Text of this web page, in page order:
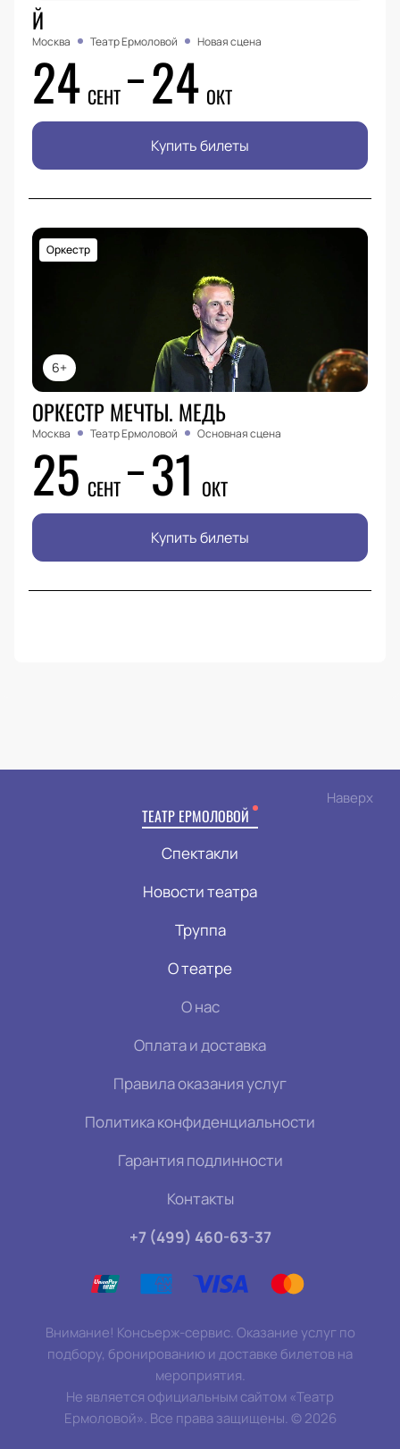
Й
Москва Театр Ермоловой Новая сцена
24 СЕНТ 24 ОКТ
Купить билеты
6+
Оркестр
ОРКЕСТР МЕЧТЫ. МЕДЬ
Москва Театр Ермоловой Основная сцена
25 СЕНТ 31 ОКТ
Купить билеты
Наверх
ТЕАТР ЕРМОЛОВОЙ
Спектакли
Новости театра
Труппа
О театре
О нас
Оплата и доставка
Правила оказания услуг
Политика конфиденциальности
Гарантия подлинности
Контакты
+7 (499) 460-63-37
Внимание! Консьерж-сервис. Оказание услуг по
подбору, бронированию и доставке билетов на
мероприятия.
Не является официальным сайтом «Театр
Ермоловой». Все права защищены.©2026